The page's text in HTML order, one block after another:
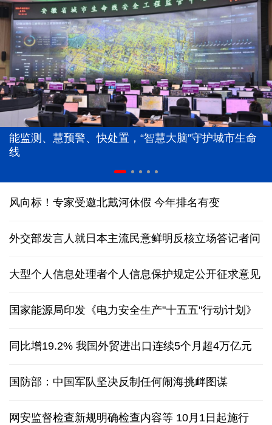
能监测、慧预警、快处置，“智慧大脑”守护城市生命
线
风向标！专家受邀北戴河休假 今年排名有变
外交部发言人就日本主流民意鲜明反核立场答记者问
大型个人信息处理者个人信息保护规定公开征求意见
国家能源局印发《电力安全生产"十五五"行动计划》
同比增19.2% 我国外贸进出口连续5个月超4万亿元
国防部：中国军队坚决反制任何闹海挑衅图谋
网安监督检查新规明确检查内容等 10月1日起施行